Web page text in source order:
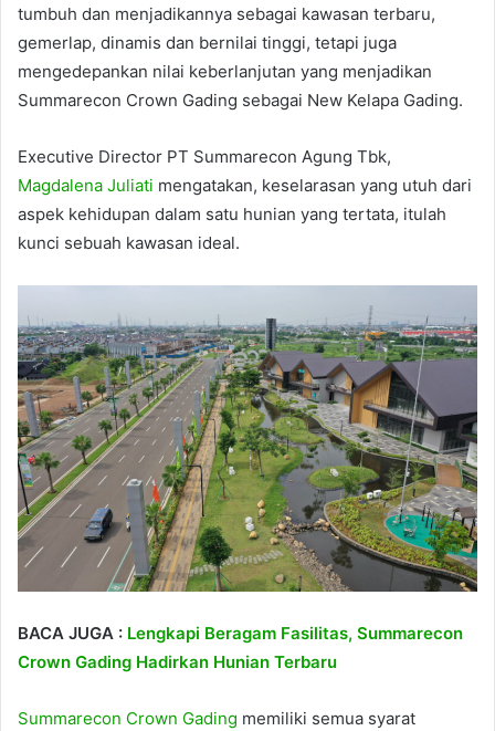
tumbuh dan menjadikannya sebagai kawasan terbaru,
gemerlap, dinamis dan bernilai tinggi, tetapi juga
mengedepankan nilai keberlanjutan yang menjadikan
Summarecon Crown Gading sebagai New Kelapa Gading.
Executive Director PT Summarecon Agung Tbk,
Magdalena Juliati mengatakan, keselarasan yang utuh dari
aspek kehidupan dalam satu hunian yang tertata, itulah
kunci sebuah kawasan ideal.
BACA JUGA : Lengkapi Beragam Fasilitas, Summarecon
Crown Gading Hadirkan Hunian Terbaru
Summarecon Crown Gading memiliki semua syarat